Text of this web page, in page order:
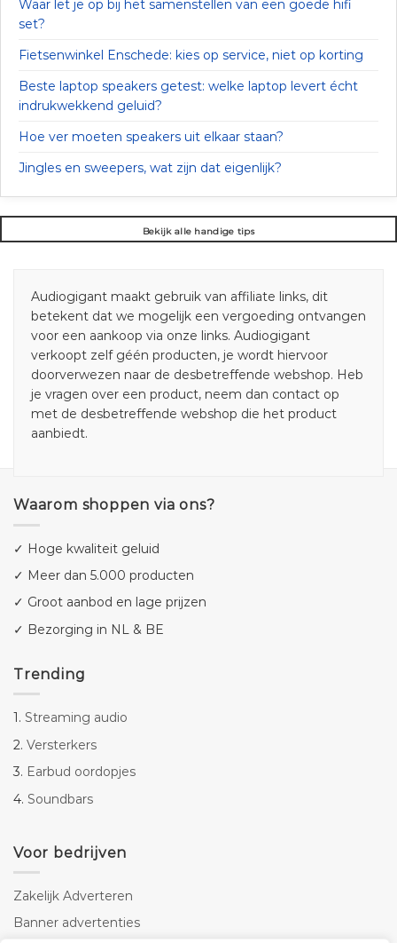
Waar let je op bij het samenstellen van een goede hifi
set?
Fietsenwinkel Enschede: kies op service, niet op korting
Beste laptop speakers getest: welke laptop levert écht
indrukwekkend geluid?
Hoe ver moeten speakers uit elkaar staan?
Jingles en sweepers, wat zijn dat eigenlijk?
Bekijk alle handige tips
Audiogigant maakt gebruik van affiliate links, dit
betekent dat we mogelijk een vergoeding ontvangen
voor een aankoop via onze links. Audiogigant
verkoopt zelf géén producten, je wordt hiervoor
doorverwezen naar de desbetreffende webshop. Heb
je vragen over een product, neem dan contact op
met de desbetreffende webshop die het product
aanbiedt.
Waarom shoppen via ons?
✓ Hoge kwaliteit geluid
✓ Meer dan 5.000 producten
✓ Groot aanbod en lage prijzen
✓ Bezorging in NL & BE
Trending
1. Streaming audio
2. Versterkers
3. Earbud oordopjes
4. Soundbars
Voor bedrijven
Zakelijk Adverteren
Banner advertenties